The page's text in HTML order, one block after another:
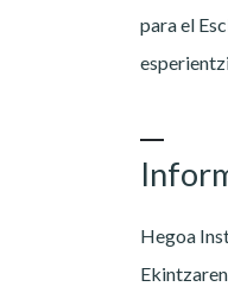
para el
Hegoa